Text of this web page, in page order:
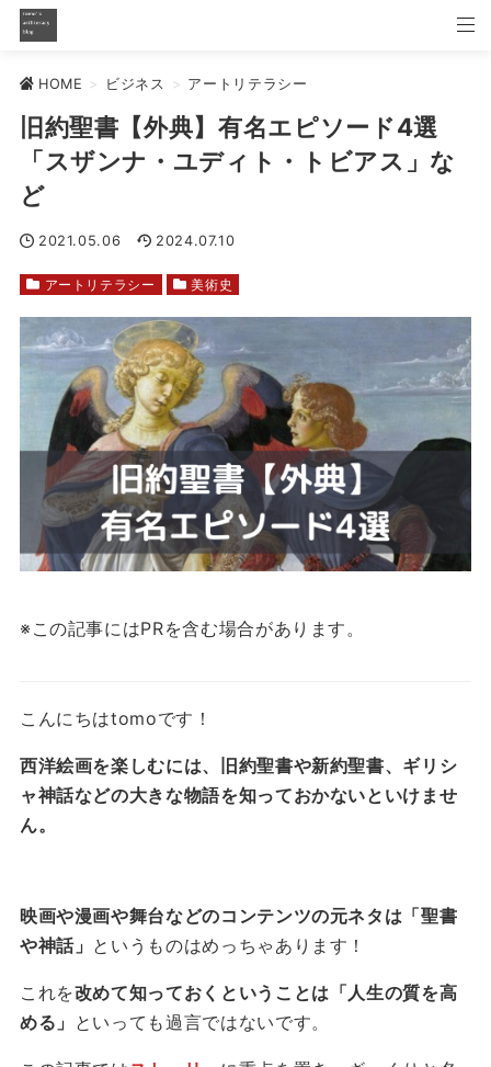
HOME > ビジネス > アートリテラシー
旧約聖書【外典】有名エピソード4選
「スザンナ・ユディト・トビアス」な
ど
2021.05.06 2024.07.10
アートリテラシー 美術史
※この記事にはPRを含む場合があります。
こんにちはtomoです！
西洋絵画を楽しむには、旧約聖書や新約聖書、ギリシ
ャ神話などの大きな物語を知っておかないといけませ
ん。
映画や漫画や舞台などのコンテンツの元ネタは「聖書
や神話」 というものはめっちゃあります！
これを改めて知っておくということは「人生の質を高
める」 といっても過言ではないです。